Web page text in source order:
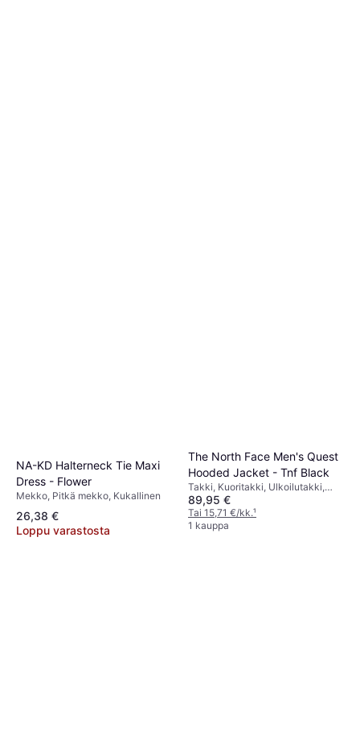
NA-KD Halterneck Tie Maxi
Dress - Flower
Mekko, Pitkä mekko, Kukallinen
26,38 €
Loppu varastosta
The North Face Men's Quest
Hooded Jacket - Tnf Black
Takki, Kuoritakki, Ulkoilutakki,
Yksivärinen, Materiaali:
Polyuretaani, Polyesteri, Taskut,
Vedenpitävä, Tuulenpitävä,
89,95 €
Tai 15,71 €/kk.¹
1 kauppa